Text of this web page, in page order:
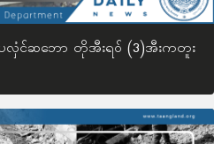
ပလှံင်ဆဘော တိုအီးရဝ် (3)အီးကတူး